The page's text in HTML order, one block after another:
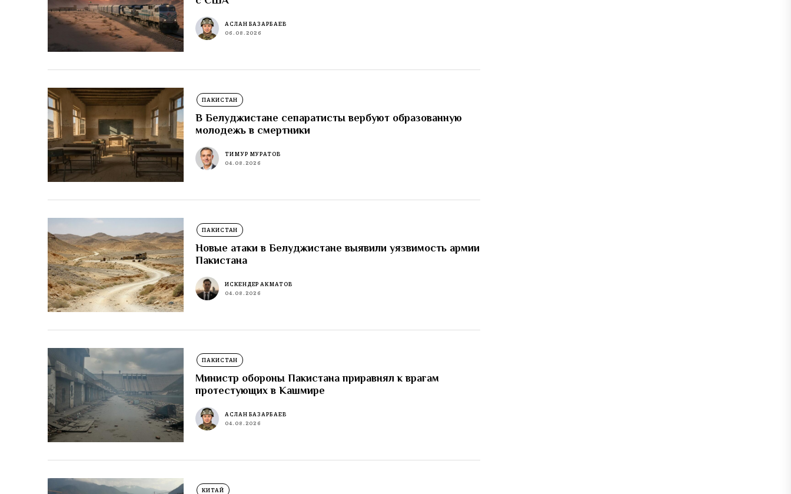
АСЛАН БАЗАРБАЕВ
06.08.2026
ПАКИСТАН
В Белуджистане сепаратисты вербуют образованную
молодежь в смертники
ТИМУР МУРАТОВ
04.08.2026
ПАКИСТАН
Новые атаки в Белуджистане выявили уязвимость армии
Пакистана
ИСКЕНДЕР АКМАТОВ
04.08.2026
ПАКИСТАН
Министр обороны Пакистана приравнял к врагам
протестующих в Кашмире
АСЛАН БАЗАРБАЕВ
04.08.2026
КИТАЙ